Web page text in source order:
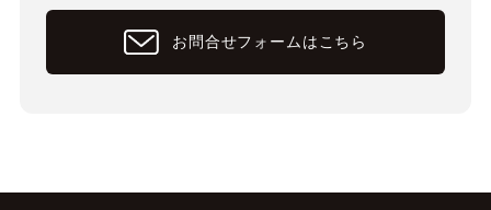
お問合せフォームはこちら